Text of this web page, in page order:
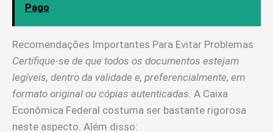
Pago
Recomendações Importantes Para Evitar Problemas
Certifique-se de que todos os documentos estejam
legíveis, dentro da validade e, preferencialmente, em
formato original ou cópias autenticadas. A Caixa
Econômica Federal costuma ser bastante rigorosa
neste aspecto. Além disso: